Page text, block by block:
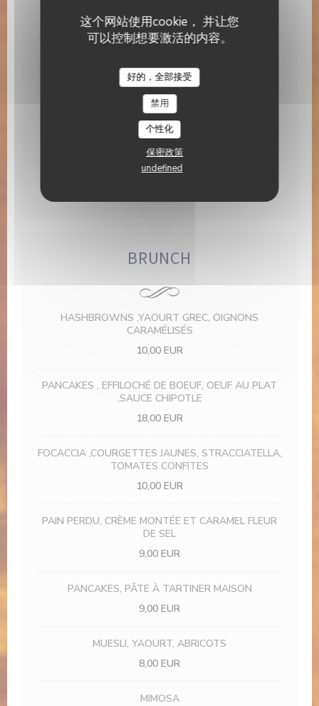
这个网站使用cookie， 并让您
可以控制想要激活的内容。
好的，全部接受
禁用
个性化
保密政策
undefined
10,00 EUR
8,00 EUR
MILLE-FEUILLES , CRÉMEUX CHOCOLAT, PRALINÉ
PISTACHE
8,00 EUR
GANACHE CHOCOLAT, RIZ SOUFFLE
BRUNCH
HASHBROWNS ,YAOURT GREC, OIGNONS
CARAMÉLISÉS
10,00 EUR
PANCAKES , EFFILOCHÉ DE BOEUF, OEUF AU PLAT
,SAUCE CHIPOTLE
18,00 EUR
FOCACCIA ,COURGETTES JAUNES, STRACCIATELLA,
TOMATES CONFITES
10,00 EUR
PAIN PERDU, CRÈME MONTÉE ET CARAMEL FLEUR
DE SEL
9,00 EUR
PANCAKES, PÂTE À TARTINER MAISON
9,00 EUR
MUESLI, YAOURT, ABRICOTS
8,00 EUR
MIMOSA
Brasserie Valma